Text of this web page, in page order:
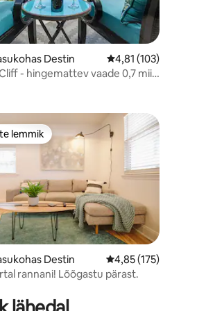
5, 154 hinnangut
Destin Keskmine hinnang
4,81 (103)
- hingemattev vaade 0,7 miili
5, 567 hinnangut
lemmik
lemmik
Destin Keskmine hinnang
4,85 (175)
rannani! Lõõgastu pärast.